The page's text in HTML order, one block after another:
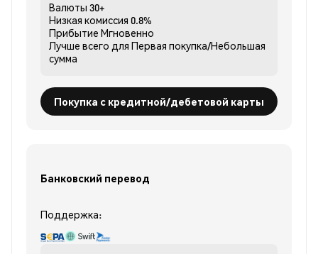
Валюты 30+
Низкая комиссия 0.8%
Прибытие Мгновенно
Лучше всего для Первая покупка/Небольшая
сумма
Покупка с кредитной/дебетовой карты
Банковский перевод
Поддержка: